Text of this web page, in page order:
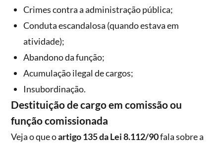
Crimes contra a administração pública;
Conduta escandalosa (quando estava em
atividade);
Abandono da função;
Acumulação ilegal de cargos;
Insubordinação.
Destituição de cargo em comissão ou
função comissionada
Veja o que oartigo 135 da Lei 8.112/90fala sobre a